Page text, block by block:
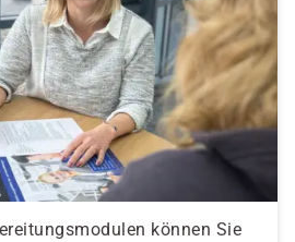
können Sie